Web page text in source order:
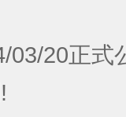
03/20正式